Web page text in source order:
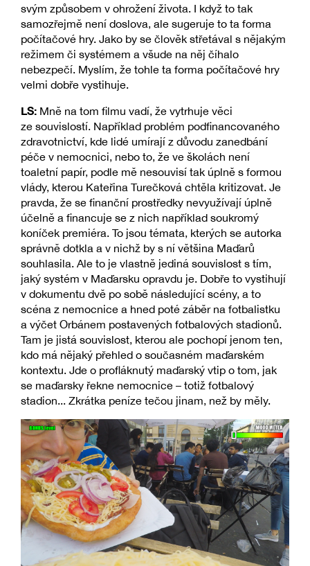
svým způsobem v ohrožení života. I když to tak
samozřejmě není doslova, ale sugeruje to ta forma
počítačové hry. Jako by se člověk střetával s nějakým
režimem či systémem a všude na něj číhalo
nebezpečí. Myslím, že tohle ta forma počítačové hry
velmi dobře vystihuje.
LS: Mně na tom filmu vadí, že vytrhuje věci
ze souvislostí. Například problém podfinancovaného
zdravotnictví, kde lidé umírají z důvodu zanedbání
péče v nemocnici, nebo to, že ve školách není
toaletní papír, podle mě nesouvisí tak úplně s formou
vlády, kterou Kateřina Turečková chtěla kritizovat. Je
pravda, že se finanční prostředky nevyužívají úplně
účelně a financuje se z nich například soukromý
koníček premiéra. To jsou témata, kterých se autorka
správně dotkla a v nichž by s ní většina Maďarů
souhlasila. Ale to je vlastně jediná souvislost s tím,
jaký systém v Maďarsku opravdu je. Dobře to vystihují
v dokumentu dvě po sobě následující scény, a to
scéna z nemocnice a hned poté záběr na fotbalistku
a výčet Orbánem postavených fotbalových stadionů.
Tam je jistá souvislost, kterou ale pochopí jenom ten,
kdo má nějaký přehled o současném maďarském
kontextu. Jde o profláknutý maďarský vtip o tom, jak
se maďarsky řekne nemocnice – totiž fotbalový
stadion... Zkrátka peníze tečou jinam, než by měly.